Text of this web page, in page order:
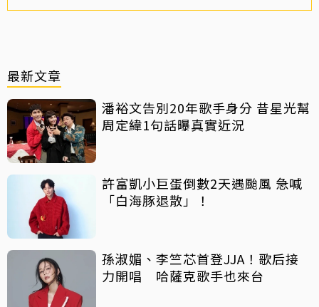
最新文章
潘裕文告別20年歌手身分 昔星光幫
周定緯1句話曝真實近況
許富凱小巨蛋倒數2天遇颱風 急喊
「白海豚退散」！
孫淑媚、李竺芯首登JJA！歌后接
力開唱 哈薩克歌手也來台